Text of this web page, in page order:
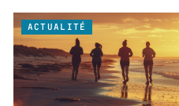
ACTUALITÉ